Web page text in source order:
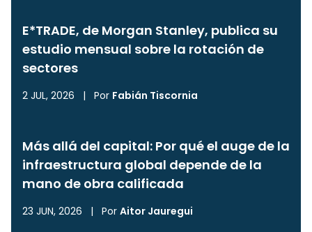
E*TRADE, de Morgan Stanley, publica su
estudio mensual sobre la rotación de
sectores
2 JUL, 2026 | Por Fabián Tiscornia
Más allá del capital: Por qué el auge de la
infraestructura global depende de la
mano de obra calificada
23 JUN, 2026 | Por Aitor Jauregui